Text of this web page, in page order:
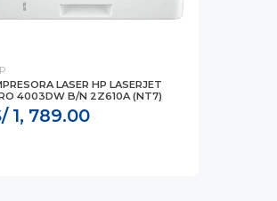
LASER HP LASERJET
4003DW B/N 2Z610A (NT7)
1, 789.00